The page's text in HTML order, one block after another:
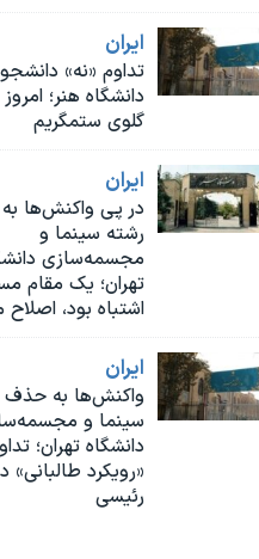
ايران
تداوم «نه»
دانشگاه هنر؛
گلوی ستمگریم
ايران
در پی واکنش‌ها
رشته سینما و
مجسمه‌سازی
تهران؛ یک مقام
اشتباه بود،
ايران
واکنش‌ها به حذف
سینما و
دانشگاه تهران؛
«رویکرد طالبانی»
رئیسی